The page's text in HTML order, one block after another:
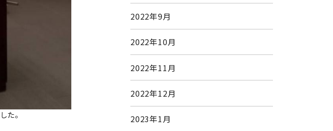
た。
2022年9月
2022年10月
2022年11月
2022年12月
2023年1月